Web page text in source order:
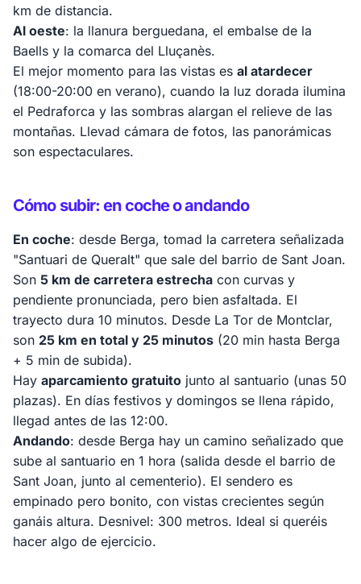
km de distancia.
Al oeste: la llanura berguedana, el embalse de la
Baells y la comarca del Lluçanès.
El mejor momento para las vistas es al atardecer
(18:00-20:00 en verano), cuando la luz dorada ilumina
el Pedraforca y las sombras alargan el relieve de las
montañas. Llevad cámara de fotos, las panorámicas
son espectaculares.
Cómo subir: en coche o andando
En coche: desde Berga, tomad la carretera señalizada
"Santuari de Queralt" que sale del barrio de Sant Joan.
Son 5 km de carretera estrecha con curvas y
pendiente pronunciada, pero bien asfaltada. El
trayecto dura 10 minutos. Desde La Tor de Montclar,
son 25 km en total y 25 minutos (20 min hasta Berga
+ 5 min de subida).
Hay aparcamiento gratuito junto al santuario (unas 50
plazas). En días festivos y domingos se llena rápido,
llegad antes de las 12:00.
Andando: desde Berga hay un camino señalizado que
sube al santuario en 1 hora (salida desde el barrio de
Sant Joan, junto al cementerio). El sendero es
empinado pero bonito, con vistas crecientes según
ganáis altura. Desnivel: 300 metros. Ideal si queréis
hacer algo de ejercicio.